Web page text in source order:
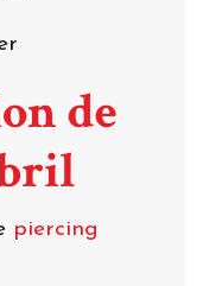
de
piercing